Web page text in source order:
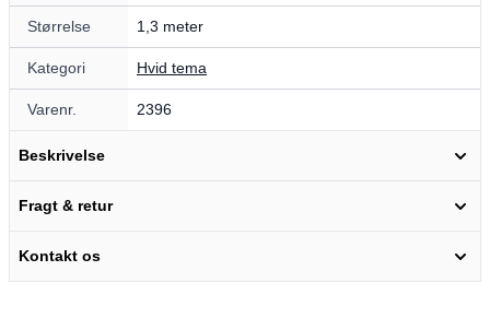
Størrelse 1,3 meter
Kategori Hvid tema
Varenr. 2396
Beskrivelse
Fragt & retur
Kontakt os